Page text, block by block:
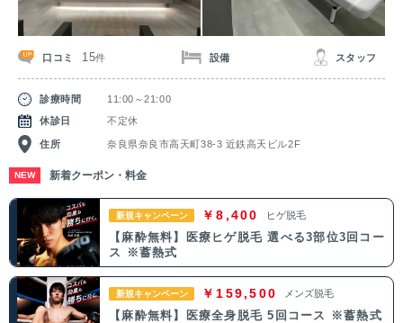
口コミ 15件 設備 スタッフ
診療時間
11:00～21:00
休診日
不定休
住所 奈良県奈良市高天町38-3 近鉄高天ビル2F
NEW 新着クーポン・料金
新規キャンペーン ￥8,400 ヒゲ脱毛
【麻酔無料】医療ヒゲ脱毛 選べる3部位3回コー
ス ※蓄熱式
新規キャンペーン ￥159,500 メンズ脱毛
【麻酔無料】医療全身脱毛 5回コース ※蓄熱式
新潟県 富山県 石川県 福井県
愛知県
関西
滋賀県 京都府 大阪府 兵庫県
奈良県 三重県 和歌山県
中国・四国